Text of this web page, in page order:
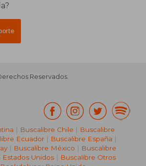
Reservados.
| Buscalibre Chile | Buscalibre
Ecuador | Buscalibre España |
| Buscalibre México | Buscalibre
Estados Unidos| Buscalibre Otros